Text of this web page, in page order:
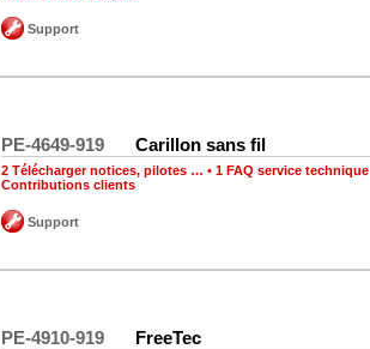
Support
PE-4649-919 Carillon sans fil
2 Télécharger notices, pilotes … • 1 FAQ service technique
Contributions clients
Support
PE-4910-919 FreeTec